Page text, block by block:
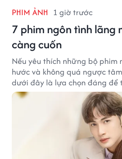
PHIM ẢNH 1 giờ trước
7 phim ngôn tình lãng
càng cuốn
Nếu yêu thích những bộ phim
hước và không quá ngược
dưới đây là lựa chọn đáng để